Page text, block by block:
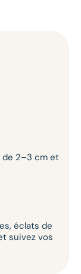
de 2–3 cm et
éclats de
suivez vos